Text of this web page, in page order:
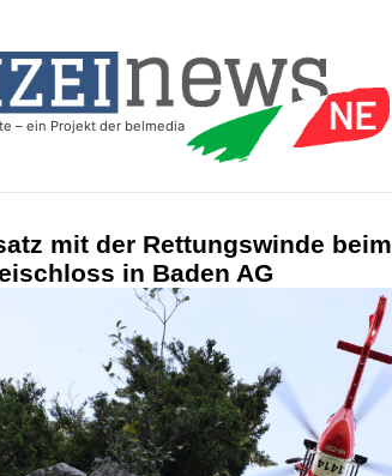
mit der Rettungswinde beim
in Baden AG